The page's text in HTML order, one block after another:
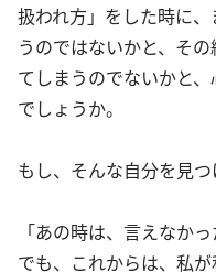
扱われ方」をした時に
うのではないかと、そ
てしまうのでないかと
でしょうか。
もし、そんな自分を見つ
「あの時は、言えなか
でも、これからは、私